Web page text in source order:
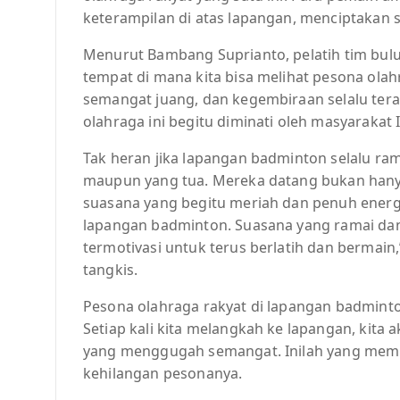
keterampilan di atas lapangan, menciptakan
Menurut Bambang Suprianto, pelatih tim
tempat di mana kita bisa melihat pesona
semangat juang, dan kegembiraan selalu
olahraga ini begitu diminati oleh masyarakat
Tak heran jika lapangan badminton selalu
maupun yang tua. Mereka datang bukan
suasana yang begitu meriah dan penuh
lapangan badminton. Suasana yang ramai
termotivasi untuk terus berlatih dan
tangkis.
Pesona olahraga rakyat di lapangan
Setiap kali kita melangkah ke lapangan, kita
yang menggugah semangat. Inilah yang
kehilangan pesonanya.